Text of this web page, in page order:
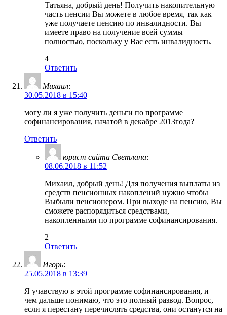
Татьяна, добрый день! Получить накопительную
часть пенсии Вы можете в любое время, так как
уже получаете пенсию по инвалидности. Вы
имеете право на получение всей суммы
полностью, поскольку у Вас есть инвалидность.
4
Ответить
Михаил:
30.05.2018 в 15:40
могу ли я уже получить деньги по программе
софинансирования, начатой в декабре 2013года?
Ответить
юрист сайта Светлана:
08.06.2018 в 11:52
Михаил, добрый день! Для получения выплаты из
средств пенсионных накоплений нужно чтобы
Выбыли пенсионером. При выходе на пенсию, Вы
сможете распорядиться средствами,
накопленными по программе софинансирования.
2
Ответить
Игорь:
25.05.2018 в 13:39
Я учавствую в этой программе софинансирования, и
чем дальше понимаю, что это полный развод. Вопрос,
если я перестану перечислять средства, они останутся на